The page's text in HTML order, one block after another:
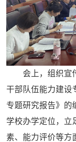
会上，组织宣
干部队伍能力建设
专题研究报告》的
学校办学定位，立
素、能力评价等方